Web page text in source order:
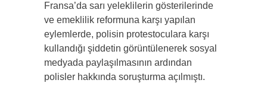
Fransa’da sarı yeleklilerin gösterilerinde
ve emeklilik reformuna karşı yapılan
eylemlerde, polisin protestoculara karşı
kullandığı şiddetin görüntülenerek sosyal
medyada paylaşılmasının ardından
polisler hakkında soruşturma açılmıştı.